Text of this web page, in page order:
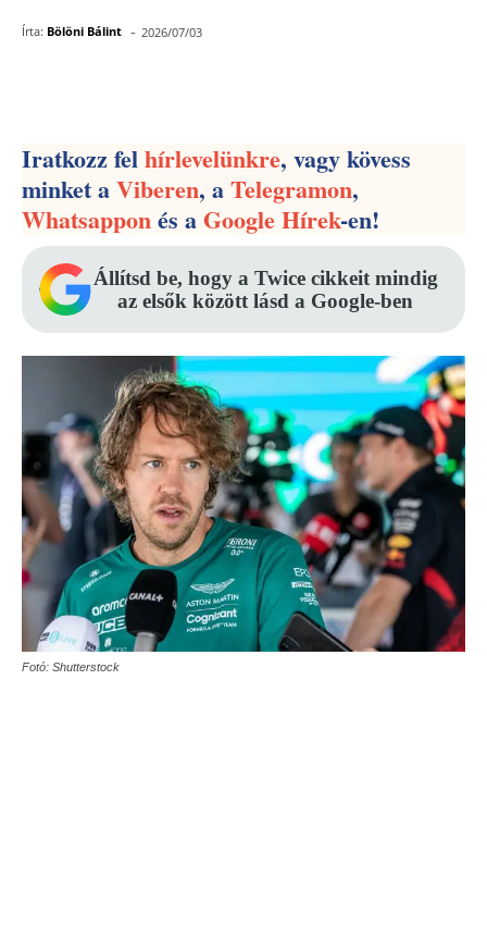
Írta: Bölöni Bálint - 2026/07/03
Iratkozz felhírlevelünkre, vagy kövess
minket aViberen, aTelegramon,
Whatsapponés aGoogle Hírek-en!
Állítsd be, hogy a Twice cikkeit mindig
az elsők között lásd a Google-ben
Fotó: Shutterstock